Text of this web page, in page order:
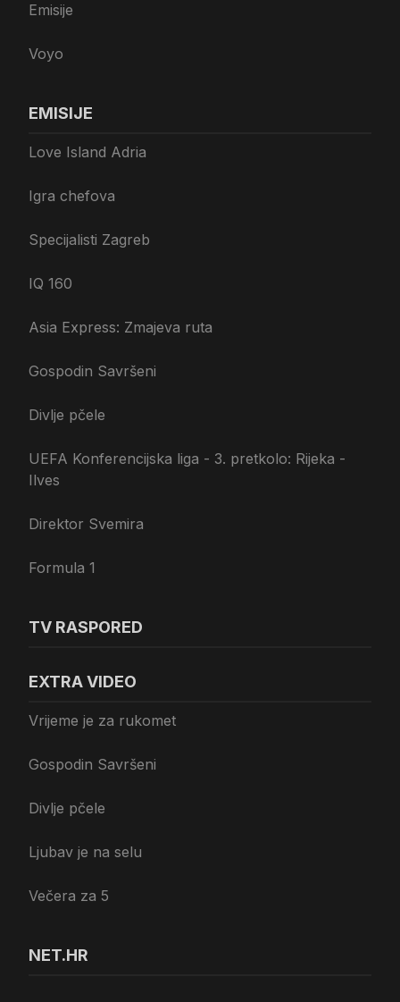
Emisije
Voyo
EMISIJE
Love Island Adria
Igra chefova
Specijalisti Zagreb
IQ 160
Asia Express: Zmajeva ruta
Gospodin Savršeni
Divlje pčele
UEFA Konferencijska liga - 3. pretkolo: Rijeka -
Ilves
Direktor Svemira
Formula 1
TV RASPORED
EXTRA VIDEO
Vrijeme je za rukomet
Gospodin Savršeni
Divlje pčele
Ljubav je na selu
Večera za 5
NET.HR